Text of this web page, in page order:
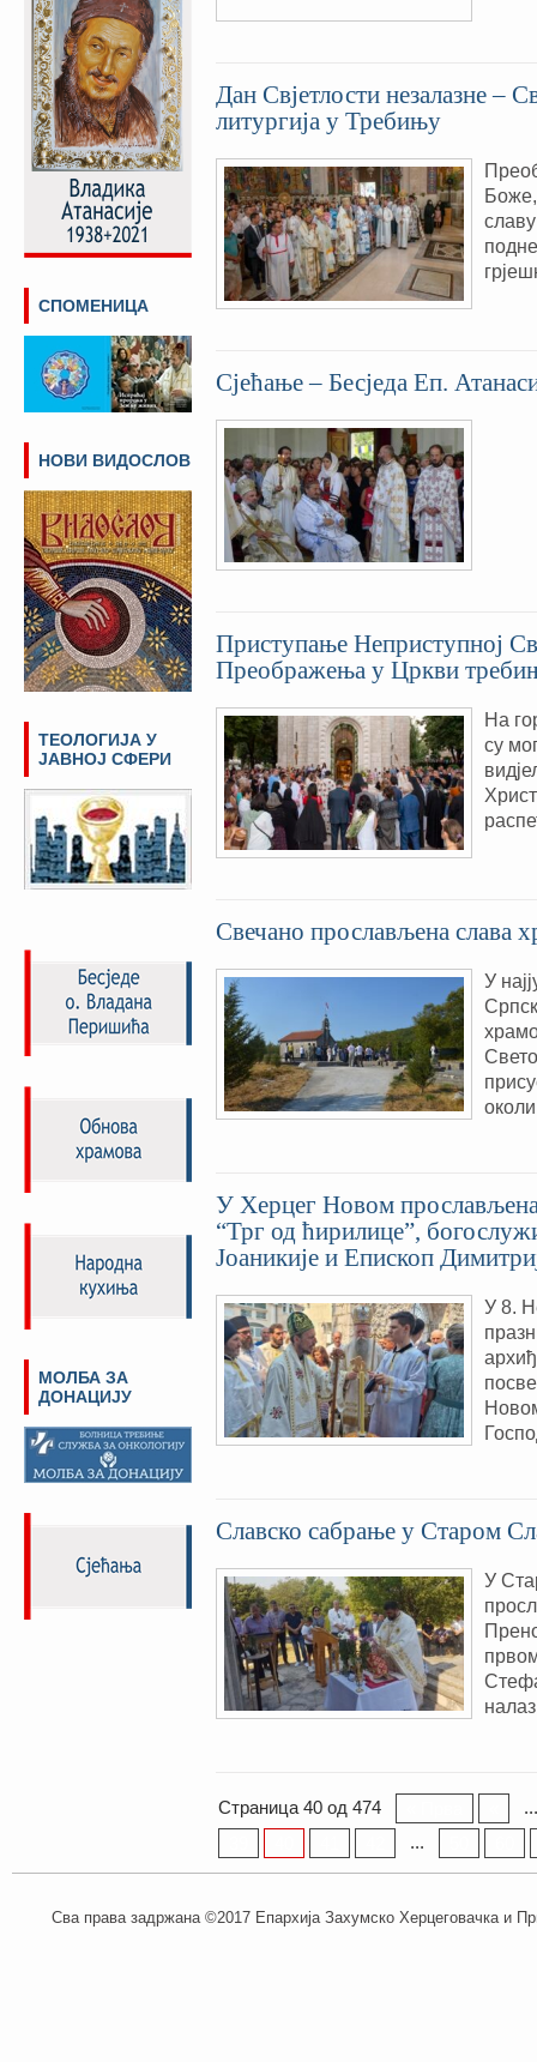
Дан Свјетлости незалазне –
литургија у Требињу
Сјећање – Бесједа Еп.
Приступање Неприступној
Преображења у Цркви
На
су
Свечано прослављена слава
У
У Херцег Новом прослављена
“Трг од ћирилице”,
Јоаникије и Епископ
У 8.
Славско сабрање у Старом
У
Страница 40 од 474
...
...
СПОМЕНИЦА
НОВИ ВИДОСЛОВ
ТЕОЛОГИЈА У
ЈАВНОЈ СФЕРИ
МОЛБА ЗА
ДОНАЦИЈУ
Сва права задржана ©2017 Епархија Захумско Херцеговачка и